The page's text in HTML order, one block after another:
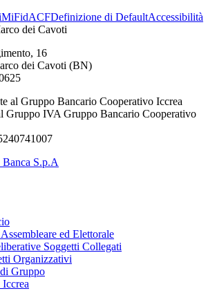
MiFidACFDefinizione di DefaultAccessibilità
16
dei Cavoti (BN)
al Gruppo Bancario Cooperativo Iccrea
Gruppo IVA Gruppo Bancario Cooperativo
S.p.A
ed Elettorale
Soggetti Collegati
Organizzativi
Gruppo